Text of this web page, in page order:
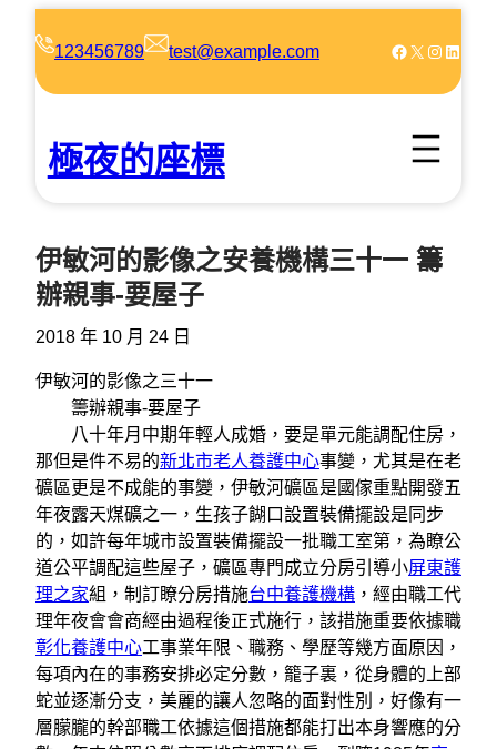
123456789 test@example.com Facebook X Instagram LinkedIn
極夜的座標
伊敏河的影像之安養機構三十一 籌
辦親事-要屋子
2018 年 10 月 24 日
伊敏河的影像之三十一
籌辦親事-要屋子
八十年月中期年輕人成婚，要是單元能調配住房，
那但是件不易的新北市老人養護中心事變，尤其是在老
礦區更是不成能的事變，伊敏河礦區是國傢重點開發五
年夜露天煤礦之一，生孩子餬口設置裝備擺設是同步
的，如許每年城市設置裝備擺設一批職工室第，為瞭公
道公平調配這些屋子，礦區專門成立分房引導小屏東護
理之家組，制訂瞭分房措施台中養護機構 ，經由職工代
理年夜會會商經由過程後正式施行，該措施重要依據職
彰化養護中心工事業年限、職務、學歷等幾方面原因，
每項內在的事務安排必定分數，籠子裏，從身體的上部
蛇並逐漸分支，美麗的讓人忽略的面對性別，好像有一
層朦朧的幹部職工依據這個措施都能打出本身響應的分